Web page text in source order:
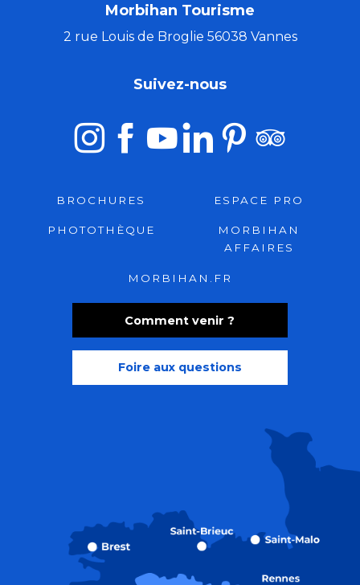
Visite commentée de l'exposition temporaire
Concert Alma Criola
Concert de Christophe Guillemot - harpiste luthier
Art Péros – Dark Swallows
Morbihan Tourisme
2 rue Louis de Broglie 56038 Vannes
Comment venir ?
Foire aux questions
Suivez-nous
BROCHURES ESPACE PRO
PHOTOTHÈQUE
MORBIHAN
AFFAIRES
MORBIHAN.FR